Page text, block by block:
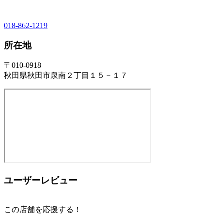
018-862-1219
所在地
〒010-0918
秋田県秋田市泉南２丁目１５－１７
ユーザーレビュー
この店舗を応援する！